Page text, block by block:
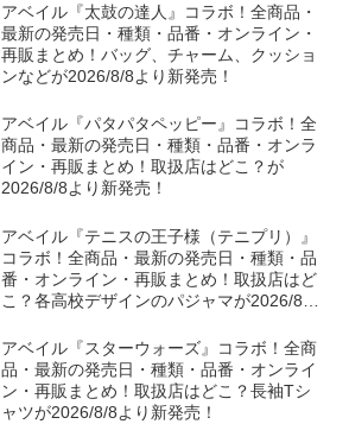
アベイル『太鼓の達人』コラボ！全商品・
最新の発売日・種類・品番・オンライン・
再販まとめ！バッグ、チャーム、クッショ
ンなどが2026/8/8より新発売！
アベイル『パタパタペッピー』コラボ！全
商品・最新の発売日・種類・品番・オンラ
イン・再販まとめ！取扱店はどこ？が
2026/8/8より新発売！
アベイル『テニスの王子様（テニプリ）』
コラボ！全商品・最新の発売日・種類・品
番・オンライン・再販まとめ！取扱店はど
こ？各高校デザインのパジャマが2026/8/8
アベイル『スターウォーズ』コラボ！全商
品・最新の発売日・種類・品番・オンライ
ン・再販まとめ！取扱店はどこ？長袖Tシ
ャツが2026/8/8より新発売！